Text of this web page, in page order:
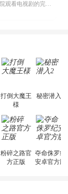
不少影视爱好者都在探寻天天影院观看电视剧的完整方法，结合最新平台使用规则，本篇新手入门攻略全面讲解观看渠道、检索流程、播放设置以及画面模式调整等实用内容。全文适配手机、电脑等主流设备，步骤简洁易懂，无论是初次使用的新手，还是想要优化观影体验的用户，都能参照内容快速上手，熟练掌握平台各项操作技巧，轻松畅享影视内容。...
打倒大魔王
様
秘密潜入2
粉碎之路官
方正版
夺命侏罗纪
安卓官方版